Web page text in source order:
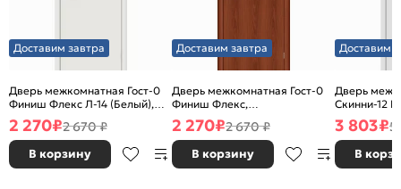
Доставим завтра
Дверь межкомнатная Гост-0
Финиш Флекс Л-14 (Белый),
глухая, каркасно-щитовая
2 270₽2 670 ₽
В корзину
Доставим завтра
Дверь межкомнатная Гост-0
Финиш Флекс,
Ламинированные Л-11
(ИталОрех), глухая, каркасно-
щитовая
2 270₽2 670 ₽
В корзину
Доставим
Дверь
Скинни-12
глухая,
3 803₽5
В